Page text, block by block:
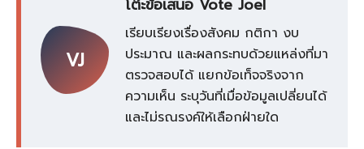
VJ
โต๊ะข้อเสนอ Vote Joel
เรียบเรียงเรื่องสังคม กติกา งบ
ประมาณ และผลกระทบด้วยแหล่งที่มา
ตรวจสอบได้ แยกข้อเท็จจริงจาก
ความเห็น ระบุวันที่เมื่อข้อมูลเปลี่ยนได้
และไม่รณรงค์ให้เลือกฝ่ายใด